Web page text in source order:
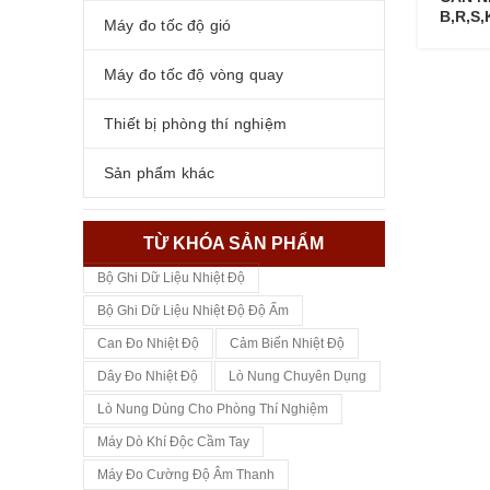
Máy đo tốc độ gió
Máy đo tốc độ vòng quay
Thiết bị phòng thí nghiệm
Sản phẩm khác
TỪ KHÓA SẢN PHẨM
Bộ Ghi Dữ Liệu Nhiệt Độ
Bộ Ghi Dữ Liệu Nhiệt Độ Độ Ẩm
Can Đo Nhiệt Độ Cảm Biến Nhiệt Độ
Dây Đo Nhiệt Độ Lò Nung Chuyên Dụng
Lò Nung Dùng Cho Phòng Thí Nghiệm
Máy Dò Khí Độc Cầm Tay
Máy Đo Cường Độ Âm Thanh